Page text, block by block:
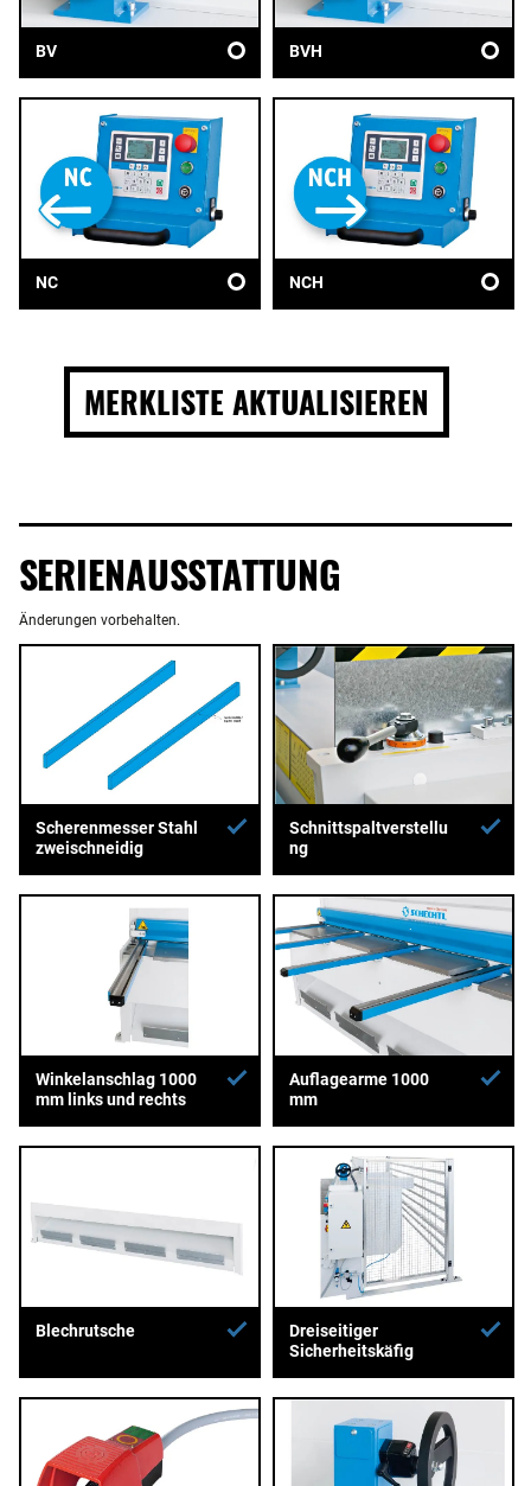
BV BVH
NC NCH
MERKLISTE AKTUALISIEREN
SERIENAUSSTATTUNG
Änderungen vorbehalten.
Scherenmesser Stahl
zweischneidig
Schnittspaltverstellu
ng
Winkelanschlag 1000
mm links und rechts
Auflagearme 1000
mm
Blechrutsche
Dreiseitiger
Sicherheitskäfig